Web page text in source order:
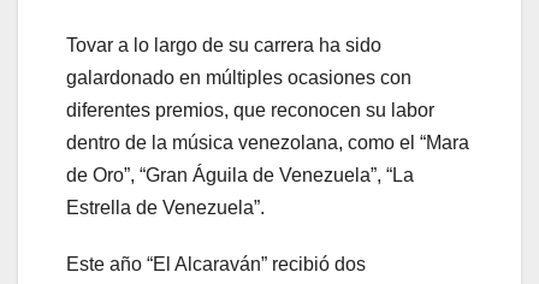
Tovar a lo largo de su carrera ha sido
galardonado en múltiples ocasiones con
diferentes premios, que reconocen su labor
dentro de la música venezolana, como el “Mara
de Oro”, “Gran Águila de Venezuela”, “La
Estrella de Venezuela”.
Este año “El Alcaraván” recibió dos